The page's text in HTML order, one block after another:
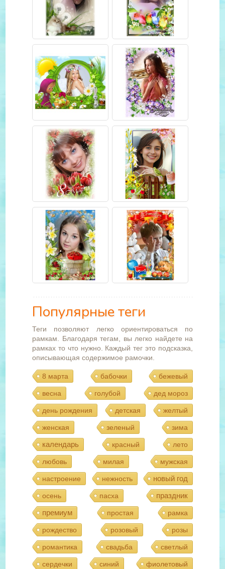
Популярные теги
Теги позволяют легко ориентироваться по
рамкам. Благодаря тегам, вы легко найдете на
рамках то что нужно. Каждый тег это подсказка,
описывающая содержимое рамочки.
8 марта бабочки бежевый
весна голубой дед мороз
день рождения детская желтый
женская зеленый зима
календарь красный лето
любовь милая мужская
настроение нежность новый год
осень пасха
праздник
премиум
простая рамка
рождество розовый розы
романтика свадьба светлый
сердечки синий фиолетовый